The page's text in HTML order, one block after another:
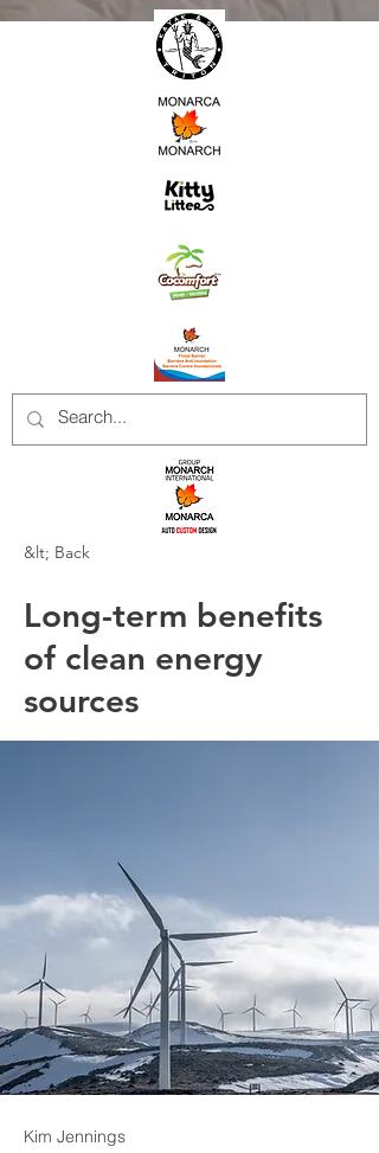
&lt; Back
Long-term benefits
of clean energy
sources
Kim Jennings